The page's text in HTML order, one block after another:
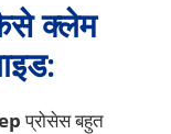
क्लेम
प्रोसेस बहुत